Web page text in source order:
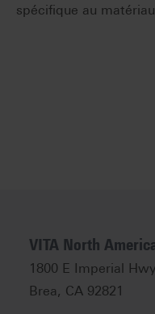
spécifique au
VITA North
1800 E Imperial
Brea, CA 92821